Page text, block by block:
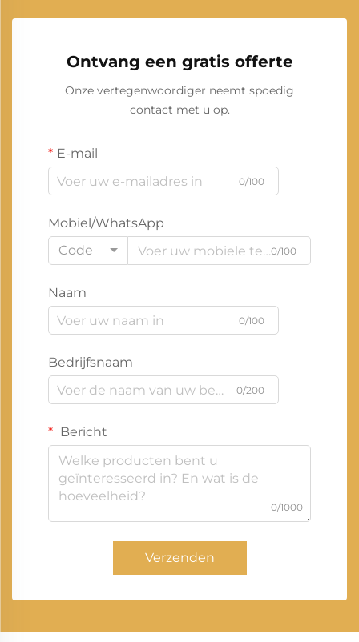
Ontvang een gratis offerte
Onze vertegenwoordiger neemt spoedig
contact met u op.
E-mail
0/100
Mobiel/WhatsApp
Code
0/100
Naam
0/100
Bedrijfsnaam
0/200
Bericht
0/1000
Verzenden